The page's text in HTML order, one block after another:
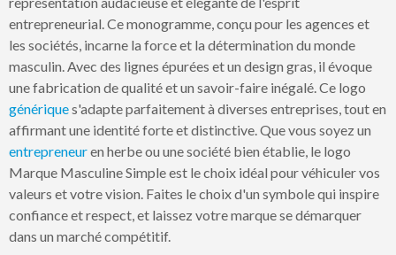
entrepreneurial. Ce monogramme, conçu pour les agences et
les sociétés, incarne la force et la détermination du monde
masculin. Avec des lignes épurées et un design gras, il évoque
une fabrication de qualité et un savoir-faire inégalé. Ce logo
génériques'adapte parfaitement à diverses entreprises, tout en
affirmant une identité forte et distinctive. Que vous soyez un
entrepreneuren herbe ou une société bien établie, le logo
Marque Masculine Simple est le choix idéal pour véhiculer vos
valeurs et votre vision. Faites le choix d'un symbole qui inspire
confiance et respect, et laissez votre marque se démarquer
dans un marché compétitif.